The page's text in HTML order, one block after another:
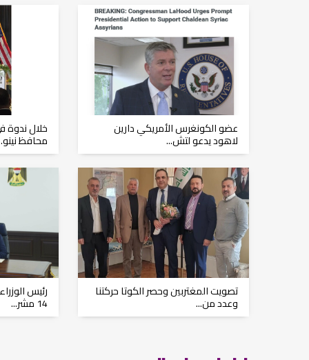
عضو الكونغرس الأمريكي دارين
لاهود يدعو لتش...
خلال ندوة
محافظ
تصويت المغتربين وحصر الكوتا حركتنا
وعدد من...
رئيس
14 مشر...